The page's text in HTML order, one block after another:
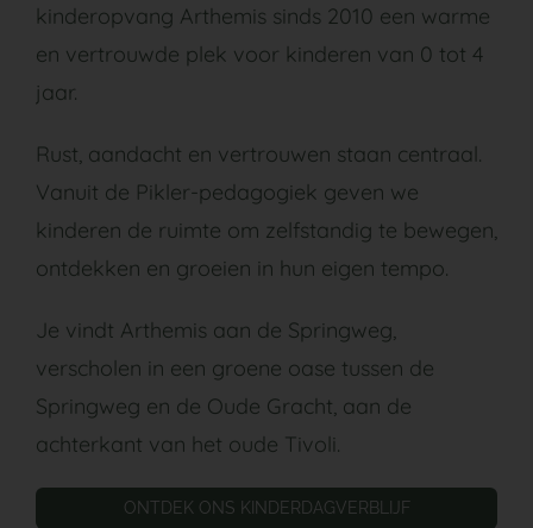
kinderopvang Arthemis sinds 2010 een warme
en vertrouwde plek voor kinderen van 0 tot 4
jaar.
Rust, aandacht en vertrouwen staan centraal.
Vanuit de Pikler-pedagogiek geven we
kinderen de ruimte om zelfstandig te bewegen,
ontdekken en groeien in hun eigen tempo.
Je vindt Arthemis aan de Springweg,
verscholen in een groene oase tussen de
Springweg en de Oude Gracht, aan de
achterkant van het oude Tivoli.
ONTDEK ONS KINDERDAGVERBLIJF